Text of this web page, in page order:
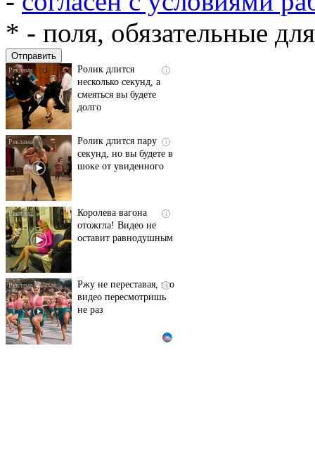
* - поля, обязательные
пляже Крыма: Что
люди вытворяют, когда
их не видят...
i
Ролик длится
несколько секунд, а
смеяться вы будете
долго
i
Ролик длится пару
секунд, но вы будете в
шоке от увиденного
i
Королева вагона
отожгла! Видео не
оставит равнодушным
i
Ржу не переставая, это
видео пересмотришь
не раз